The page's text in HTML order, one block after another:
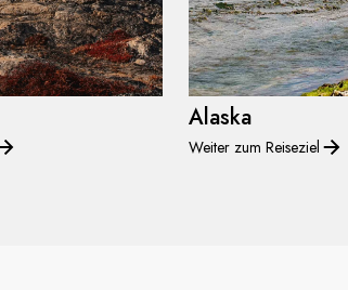
Alaska
Weiter zum Reiseziel